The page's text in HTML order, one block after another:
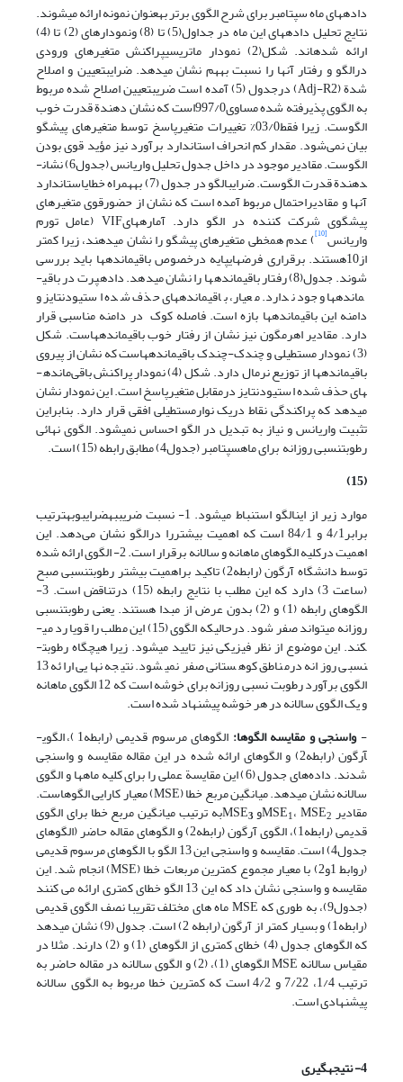
داده­های ماه­ سپتامبر برای شرح الگوی برتر به­عنوان نمونه ارائه می­شوند.
نتایج تحلیل داده­های این ماه در جداول(5) تا (8) ونمودارهای (2) تا (4)
ارائه شده­اند. شکل(2) نمودار ماتریسی­پراکنش متغیرهای ورودی
درالگو و رفتار آن­ها را نسبت به­هم نشان می­دهد. ضرایب­تعیین و اصلاح
شدة (Adj-R2) درجدول (5) آمده است ضریب­تعیین اصلاح شده مربوط
به الگوی پذیرفته شده مساوی997/0است که نشان دهندة قدرت خوب
الگوست. زیرا فقط03/0% تغییرات متغیرپاسخ توسط متغیرهای پیشگو
بیان نمی‌شود. مقدار کم انحراف استاندارد برآورد نیز مؤید قوی بودن
الگوست. مقادیر موجود در داخل جدول تحلیل واریانس (جدول6) نشان­
دهندة قدرت الگوست. ضرایب­الگو در جدول (7) به­همراه خطای­استاندارد
آنها و مقادیر­احتمال مربوط آمده است که نشان از حضورقوی متغیرهای
پیشگوی شرکت کننده در الگو دارد. آماره­هایVIF (عامل تورم
واریانس[10] ) عدم هم­خطی متغیرهای پیشگو را نشان می­دهند، زیرا کمتر
از10هستند. برقراری فرض­های­پایه درخصوص باقی­مانده­ها باید بررسی
شوند. جدول(8) رفتار باقی­مانده­ها را نشان می­دهد. داده­پرت در باقی­
مانده­ها وجود ندارد. معیار، باقی­مانده­های حذف شده استیودنتایز و
دامنه این باقی­مانده­ها بازه است. فاصله کوک در دامنه مناسبی قرار
دارد. مقادیر اهرم­گون نیز نشان از رفتار خوب باقی­مانده­هاست. شکل
(3) نمودار مستطیلی و چندک-چندک باقی­مانده­هاست که نشان از پیروی
باقی­مانده­ها از توزیع نرمال دارد. شکل (4) نمودار پراکنش باقی‌مانده­
های حذف شده استیودنتایز درمقابل متغیرپاسخ است. این نمودار نشان
می­دهد که پراکندگی نقاط دریک نوارمستطیلی افقی قرار دارد. بنابراین
تثبیت واریانس و نیاز به تبدیل در الگو احساس نمی­شود. الگوی نهائی
رطوبت­نسبی روزانه برای ماه­سپتامبر (جدول4) مطابق رابطه (15) است.
(15)
موارد زیر از این­الگو استنباط می­شود. 1- نسبت ضریببه­ضرایبوبه­ترتیب
برابر4/1 و 84/1 است که اهمیت بیشتررا درالگو نشان می‌دهد. این
اهمیت درکلیه الگوهای ماهانه و سالانه برقرار است. 2- الگوی ارائه شده
توسط دانشگاه آرگون (رابطه2) تاکید براهمیت بیشتر رطوبت­نسبی صبح
(ساعت 3) دارد که این مطلب با نتایج رابطه (15) درتناقض است. 3-
الگوهای رابطه (1) و (2) بدون عرض از مبدا هستند. یعنی رطوبت­نسبی
روزانه می­تواند صفر شود. درحالیکه الگوی (15) این مطلب را قویا رد می­
کند. این موضوع از نظر فیزیکی نیز تایید می­شود. زیرا هیچگاه رطوبت­
نسبی روزانه درمناطق کوهستانی صفر نمی­شود. نتیجه نهایی ارائه 13
الگوی برآورد رطوبت نسبی روزانه برای خوشه است که 12 الگوی ماهانه
و یک الگوی سالانه در هر خوشه پیشنهاد شده است.
-واسنجی و مقایسه الگوها: الگوهای مرسوم ­قدیمی (رابطه1)، الگوی­
آرگون (رابطه2) و الگوهای ارائه شده در این مقاله مقایسه و واسنجی
شدند. داده‌های جدول (6) این مقایسة عملی را برای کلیه ماه­ها و الگوی
سالانه نشان می­دهد. میانگین مربع خطا (MSE) معیار کارایی الگوهاست.
مقادیر MSE 1، MSE2 و MSE 3 به ترتیب میانگین مربع خطا برای الگوی
قدیمی (رابطه1)، الگوی آرگون (رابطه2) و الگوهای مقاله حاضر (الگوهای
جدول4) است. مقایسه و واسنجی این 13 الگو با الگوهای مرسوم قدیمی
(روابط 1و2) با معیار مجموع کمترین مربعات خطا (MSE) انجام شد. این
مقایسه و واسنجی نشان داد که این 13 الگو خطای کمتری ارائه می کنند
(جدول9)، به طوری که MSE ماه های مختلف تقریبا نصف الگوی قدیمی
(رابطه1) و بسیار کمتر از آرگون (رابطه 2) است. جدول (9) نشان می­دهد
که الگوهای جدول (4) خطای کمتری از الگوهای (1) و (2) دارند. مثلا در
مقیاس سالانه MSE الگوهای (1)، (2) و الگوی سالانه در مقاله حاضر به
ترتیب 1/4، 7/22 و 4/2 است که کمترین خطا مربوط به الگوی سالانه
پیشنهادی است.
4- نتیجه­گیری